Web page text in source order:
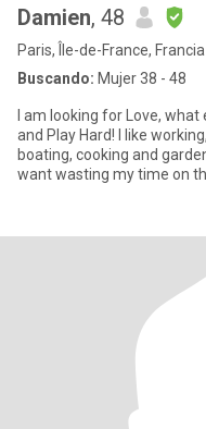
Damien, 48
Paris, Île-de-France, Francia
Buscando: Mujer 38 - 48
I am looking for Love, what
and Play Hard! I like
boating, cooking and
want wasting my time on